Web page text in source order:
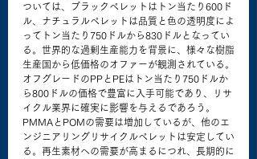
ついては、ブラックペレットはトン当たり600ド
ル、ナチュラルペレットは品質と色の透明度によ
ってトン当たり750ドルから830ドルとなってい
る。世界的な過剰生産能力を背景に、様々な樹脂
生産国から低価格のオファーが観測されている。
オフグレードのPPとPEはトン当たり750ドルか
ら800ドルの価格で豊富に入手可能であり、リサ
イクル業界に確実に影響を与えるであろう。
PMMAとPOMの需要は増加しているが、他のエ
ンジニアリングリサイクルペレットは安定してい
る。再生素材への需要が高まるにつれ、長期的に